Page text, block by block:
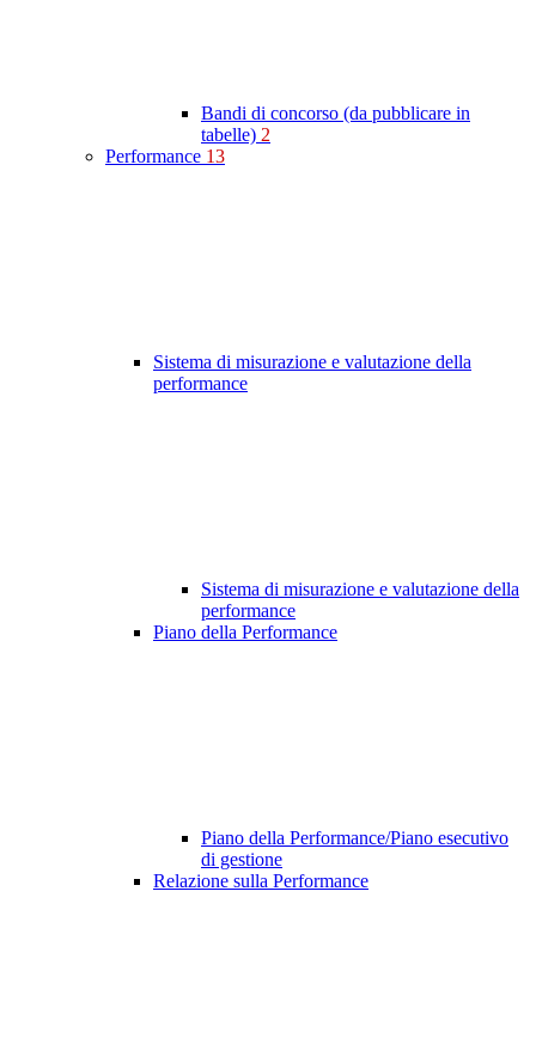
Bandi di concorso (da pubblicare in
tabelle) 2
Performance 13
Sistema di misurazione e valutazione della
performance
Sistema di misurazione e valutazione della
performance
Piano della Performance
Piano della Performance/Piano esecutivo
di gestione
Relazione sulla Performance